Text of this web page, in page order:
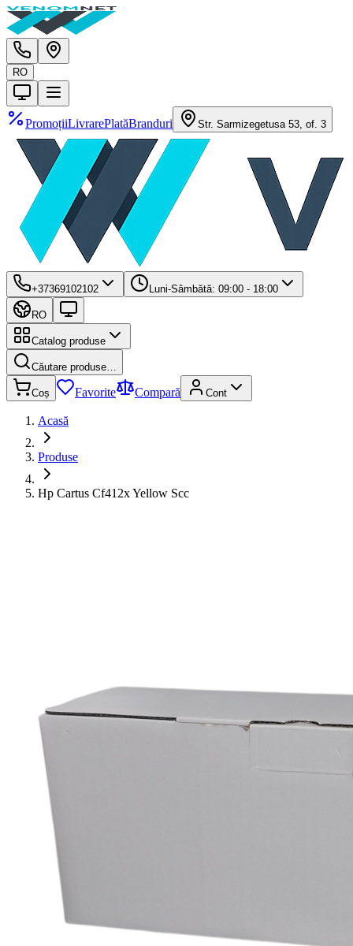
RO
PromoțiiLivrarePlatăBranduri Str. Sarmizegetusa 53, of. 3
+37369102102 Luni-Sâmbătă: 09:00 - 18:00
RO
Catalog produse
Căutare produse…
Coș Favorite Compară Cont
Acasă
Produse
Hp Cartus Cf412x Yellow Scc